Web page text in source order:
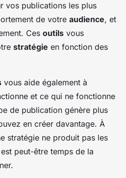
vos publications les plus
de votre audience, et
Ces outils vous
stratégie en fonction des
vous aide également à
et ce qui ne fonctionne
de publication génère plus
en créer davantage. À
stratégie ne produit pas les
peut-être temps de la